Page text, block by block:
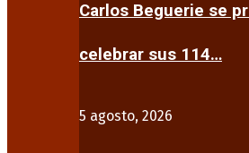
Carlos Beguerie se
celebrar sus 114…
5 agosto, 2026